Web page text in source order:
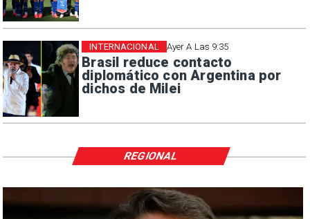
Ayer A Las 9:35
Brasil reduce contacto
diplomático con Argentina por
dichos de Milei
INTERNACIONAL
REGIONAL